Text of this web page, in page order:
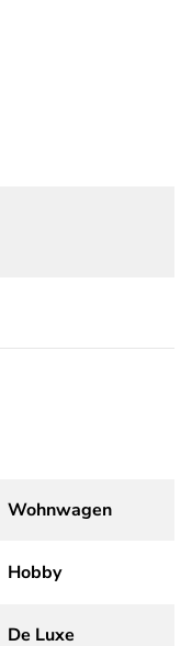
Wohnwagen
Hobby
De Luxe